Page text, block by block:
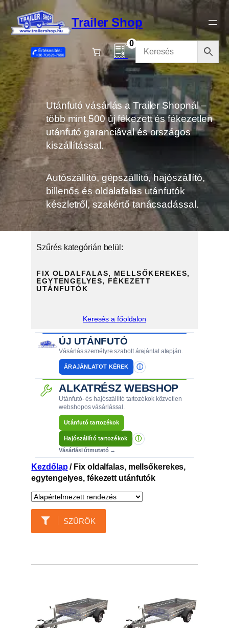
Ugrás
tartalomhoz
Trailer Shop
0
Utánfutó vásárlás a Trailer Shopnál –
több mint 500 új fékezett és fékezetlen
utánfutó garanciával és országos
kiszállítással.
Autószállító, gépszállító, hajószállító,
billenős és oldalafalas utánfutók
készletről, szakértő tanácsadással.
Szűrés kategórián belül:
FIX OLDALFALAS, MELLSŐKEREKES,
EGYTENGELYES, FÉKEZETT
UTÁNFUTÓK
Keresés a főoldalon
ÚJ UTÁNFUTÓ
Vásárlás személyre szabott árajánlat alapján.
ÁRAJÁNLATOT KÉREK ⓘ
ALKATRÉSZ WEBSHOP
Utánfutó- és hajószállító tartozékok közvetlen
webshopos vásárlással.
Utánfutó tartozékok
Hajószállító tartozékok ⓘ
Vásárlási útmutató →
Kezdőlap/ Fix oldalfalas, mellsőkerekes,
egytengelyes, fékezett utánfutók
SZŰRŐK